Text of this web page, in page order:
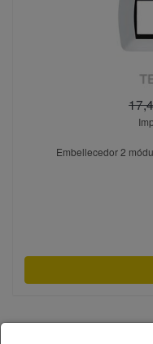
Embellecedor 2